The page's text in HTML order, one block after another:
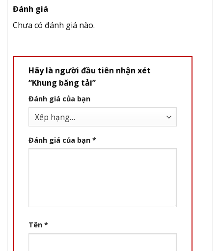
Đánh giá
Chưa có đánh giá nào.
Hãy là người đầu tiên nhận xét
“Khung băng tải”
Đánh giá của bạn
Đánh giá của bạn *
Tên *